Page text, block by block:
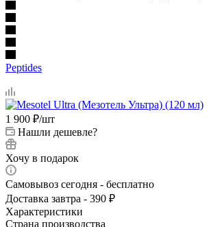
Peptides
1 900 ₽/шт
Нашли дешевле?
Хочу в подарок
Самовывоз сегодня - бесплатно
Доставка завтра - 390 ₽
Характеристики
Страна производства